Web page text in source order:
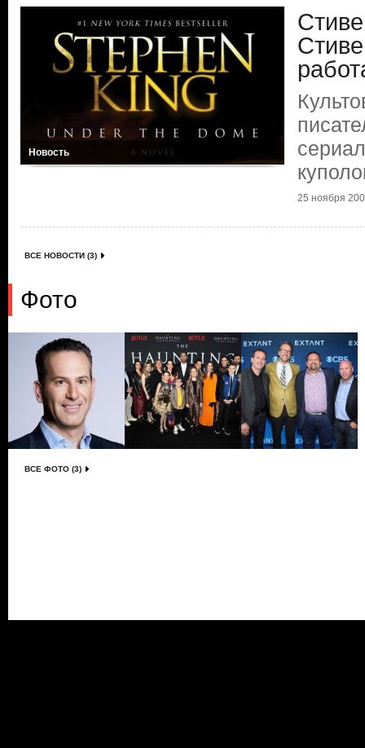
Новость
25 ноября
ВСЕ НОВОСТИ (3)
Фото
ВСЕ ФОТО (3)